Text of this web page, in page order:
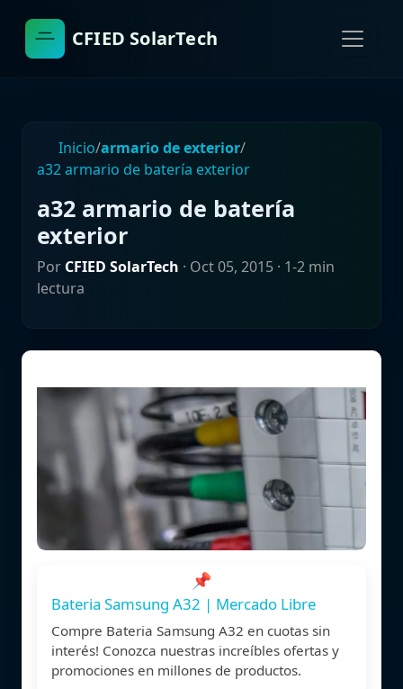
CFIED SolarTech
Inicio/armario de exterior/
a32 armario de batería exterior
a32 armario de batería
exterior
Por CFIED SolarTech · Oct 05, 2015 · 1-2 min
lectura
📌
Bateria Samsung A32 | Mercado Libre
Compre Bateria Samsung A32 en cuotas sin
interés! Conozca nuestras increíbles ofertas y
promociones en millones de productos.